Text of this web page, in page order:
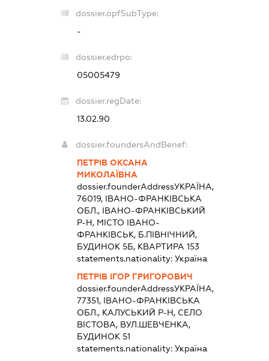
dossier.opfSubType:
-
dossier.edrpo:
05005479
dossier.regDate:
13.02.90
dossier.foundersAndBenef:
ПЕТРІВ ОКСАНА
МИКОЛАЇВНА
dossier.founderAddressУКРАЇНА,
76019, ІВАНО-ФРАНКІВСЬКА
ОБЛ., ІВАНО-ФРАНКІВСЬКИЙ
Р-Н, МІСТО ІВАНО-
ФРАНКІВСЬК, Б.ПІВНІЧНИЙ,
БУДИНОК 5Б, КВАРТИРА 153
statements.nationality: Україна
ПЕТРІВ ІГОР ГРИГОРОВИЧ
dossier.founderAddressУКРАЇНА,
77351, ІВАНО-ФРАНКІВСЬКА
ОБЛ., КАЛУСЬКИЙ Р-Н, СЕЛО
ВІСТОВА, ВУЛ.ШЕВЧЕНКА,
БУДИНОК 51
statements.nationality: Україна